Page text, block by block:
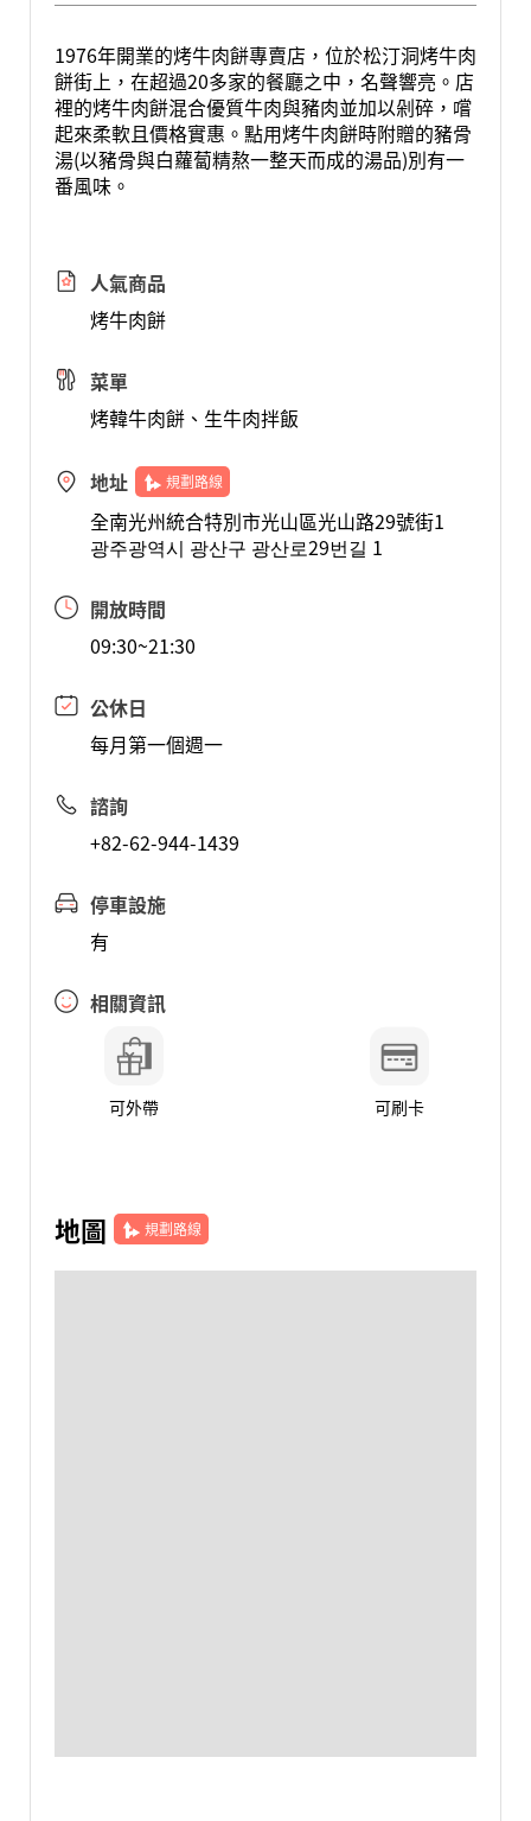
1976年開業的烤牛肉餅專賣店，位於松汀洞烤牛肉
餅街上，在超過20多家的餐廳之中，名聲響亮。店
裡的烤牛肉餅混合優質牛肉與豬肉並加以剁碎，嚐
起來柔軟且價格實惠。點用烤牛肉餅時附贈的豬骨
湯(以豬骨與白蘿蔔精熬一整天而成的湯品)別有一
番風味。
人氣商品
烤牛肉餅
菜單
烤韓牛肉餅、生牛肉拌飯
地址 規劃路線
全南光州統合特別市光山區光山路29號街1
광주광역시 광산구 광산로29번길 1
開放時間
09:30~21:30
公休日
每月第一個週一
諮詢
+82-62-944-1439
停車設施
有
相關資訊
可外帶 可刷卡
地圖 規劃路線